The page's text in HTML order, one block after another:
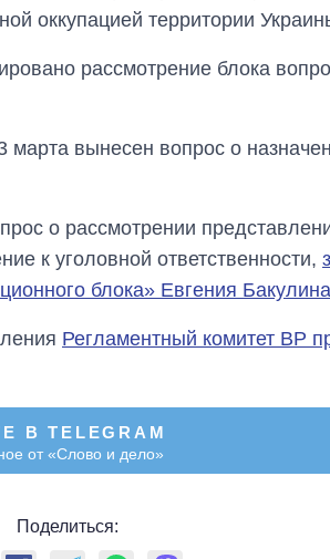
оккупацией территории
рассмотрение блока
марта вынесен вопрос о
о рассмотрении
к уголовной ответственности,
блока» Евгения
Регламентный комитет ВР
В TELEGRAM
от «Слово и дело»
Поделиться: